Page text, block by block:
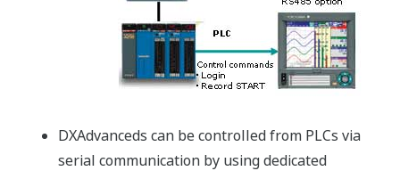
DXAdvanceds can be controlled from PLCs via
serial communication by using dedicated